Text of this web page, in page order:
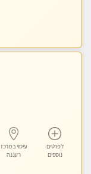
לפרטים
נוספים
עיסוי במרכז
רעננה